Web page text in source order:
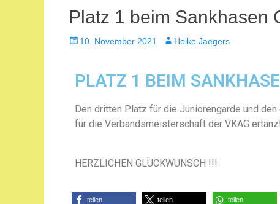
Platz 1 beim Sankhasen
10. November 2021 Heike Jaegers
PLATZ 1 BEIM
Den dritten Platz für die Juniorengarde und
für die Verbandsmeisterschaft der VKAG
HERZLICHEN GLÜCKWUNSCH !!!
teilen teilen teilen